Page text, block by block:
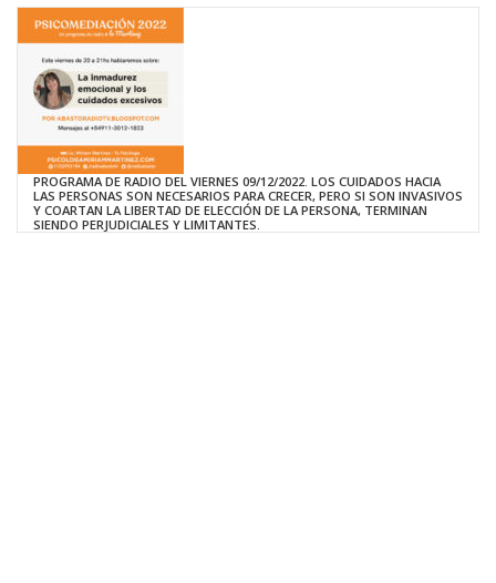
PROGRAMA DE RADIO DEL VIERNES 09/12/2022. LOS CUIDADOS HACIA
LAS PERSONAS SON NECESARIOS PARA CRECER, PERO SI SON INVASIVOS
Y COARTAN LA LIBERTAD DE ELECCIÓN DE LA PERSONA, TERMINAN
SIENDO PERJUDICIALES Y LIMITANTES.